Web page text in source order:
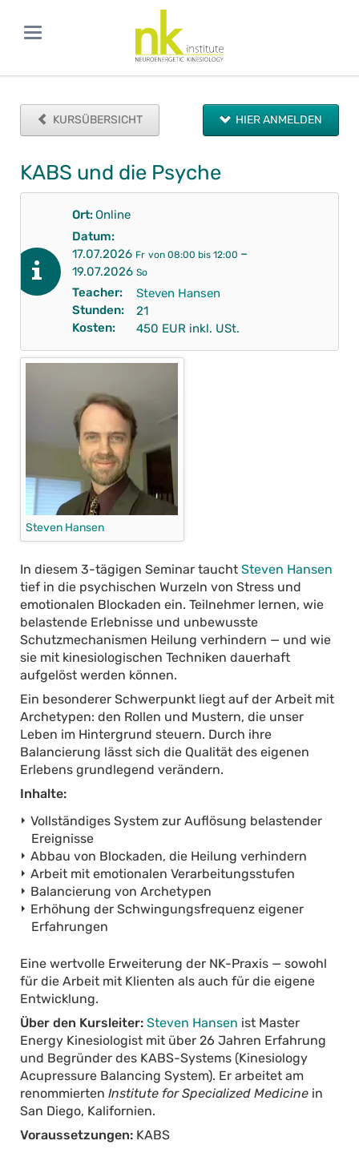
KURSÜBERSICHT HIER ANMELDEN
KABS und die Psyche
Ort: Online
Datum:
17.07.2026 Fr von 08:00 bis 12:00 –
19.07.2026 So
Teacher:
Steven Hansen
Stunden:
21
Kosten:
450 EUR inkl. USt.
Steven Hansen
In diesem 3-tägigen Seminar taucht Steven Hansen
tief in die psychischen Wurzeln von Stress und
emotionalen Blockaden ein. Teilnehmer lernen, wie
belastende Erlebnisse und unbewusste
Schutzmechanismen Heilung verhindern — und wie
sie mit kinesiologischen Techniken dauerhaft
aufgelöst werden können.
Ein besonderer Schwerpunkt liegt auf der Arbeit mit
Archetypen: den Rollen und Mustern, die unser
Leben im Hintergrund steuern. Durch ihre
Balancierung lässt sich die Qualität des eigenen
Erlebens grundlegend verändern.
Inhalte:
Vollständiges System zur Auflösung belastender
Ereignisse
Abbau von Blockaden, die Heilung verhindern
Arbeit mit emotionalen Verarbeitungsstufen
Balancierung von Archetypen
Erhöhung der Schwingungsfrequenz eigener
Erfahrungen
Eine wertvolle Erweiterung der NK-Praxis — sowohl
für die Arbeit mit Klienten als auch für die eigene
Entwicklung.
Über den Kursleiter: Steven Hansen ist Master
Energy Kinesiologist mit über 26 Jahren Erfahrung
und Begründer des KABS-Systems (Kinesiology
Acupressure Balancing System). Er arbeitet am
renommierten Institute for Specialized Medicinein
San Diego, Kalifornien.
Voraussetzungen:KABS